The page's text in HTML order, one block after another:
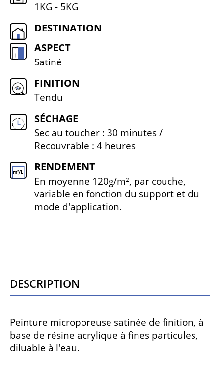
1KG - 5KG
DESTINATION
ASPECT
Satiné
FINITION
Tendu
SÉCHAGE
Sec au toucher : 30 minutes /
Recouvrable : 4 heures
RENDEMENT
En moyenne 120g/m², par couche,
variable en fonction du support et du
mode d'application.
Description
Peinture microporeuse satinée de finition, à
base de résine acrylique à fines particules,
diluable à l'eau.